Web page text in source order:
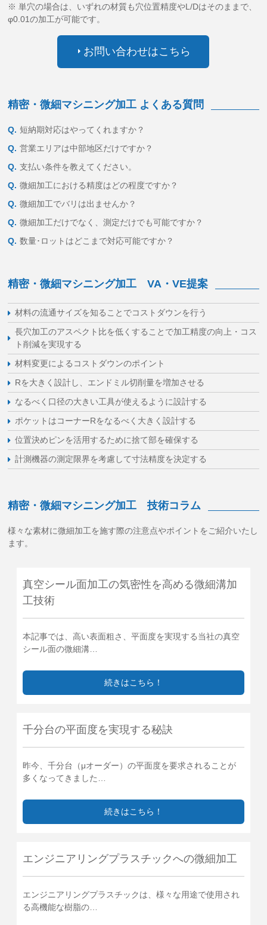
※ 単穴の場合は、いずれの材質も穴位置精度やL/Dはそのままで、
φ0.01の加工が可能です。
お問い合わせはこちら
精密・微細マシニング加工 よくある質問
Q. 短納期対応はやってくれますか？
Q. 営業エリアは中部地区だけですか？
Q. 支払い条件を教えてください。
Q. 微細加工における精度はどの程度ですか？
Q. 微細加工でバリは出ませんか？
Q. 微細加工だけでなく、測定だけでも可能ですか？
Q. 数量･ロットはどこまで対応可能ですか？
精密・微細マシニング加工 VA・VE提案
材料の流通サイズを知ることでコストダウンを行う
長穴加工のアスペクト比を低くすることで加工精度の向上・コス
ト削減を実現する
材料変更によるコストダウンのポイント
Rを大きく設計し、エンドミル切削量を増加させる
なるべく口径の大きい工具が使えるように設計する
ポケットはコーナーRをなるべく大きく設計する
位置決めピンを活用するために捨て部を確保する
計測機器の測定限界を考慮して寸法精度を決定する
精密・微細マシニング加工 技術コラム
様々な素材に微細加工を施す際の注意点やポイントをご紹介いたし
ます。
真空シール面加工の気密性を高める微細溝加
工技術
本記事では、高い表面粗さ、平面度を実現する当社の真空
シール面の微細溝…
続きはこちら！
千分台の平面度を実現する秘訣
昨今、千分台（μオーダー）の平面度を要求されることが
多くなってきました…
続きはこちら！
エンジニアリングプラスチックへの微細加工
エンジニアリングプラスチックは、様々な用途で使用され
る高機能な樹脂の…